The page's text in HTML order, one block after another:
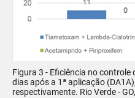
Figura 3 - Eficiência no
dias após a 1ª aplicação
respectivamente. Rio Verde -